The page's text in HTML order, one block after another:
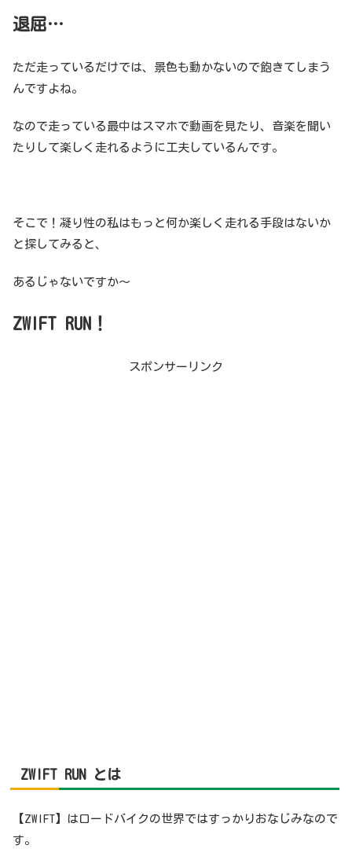
退屈…
ただ走っているだけでは、景色も動かないので飽きてしまう
んですよね。
なので走っている最中はスマホで動画を見たり、音楽を聞い
たりして楽しく走れるように工夫しているんです。
そこで！凝り性の私はもっと何か楽しく走れる手段はないか
と探してみると、
あるじゃないですか〜
ZWIFT RUN！
スポンサーリンク
ZWIFT RUN とは
【ZWIFT】はロードバイクの世界ではすっかりおなじみなので
す。